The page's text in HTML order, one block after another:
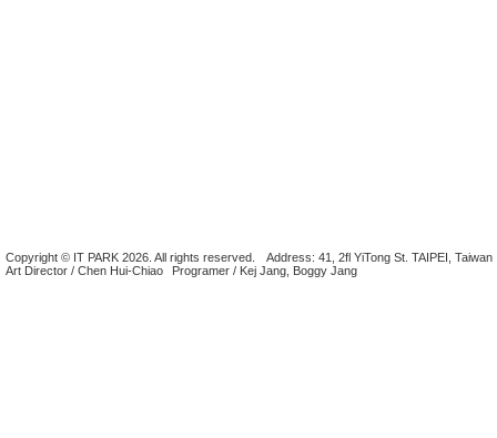
Copyright © IT PARK 2026. All rights reserved.
Address: 41, 2fl YiTong St. TAIPEI, Taiwan
Art Director / Chen Hui-Chiao
Programer / Kej Jang, Boggy Jang